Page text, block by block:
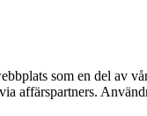
som en del av
affärspartners.